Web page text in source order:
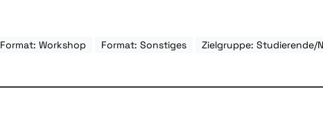
Format: Workshop Format: Sonstiges Zielgruppe: Studierende/